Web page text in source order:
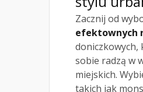
Zacznij od
efektownych
sobie radzą w
miejskich.
takich jak